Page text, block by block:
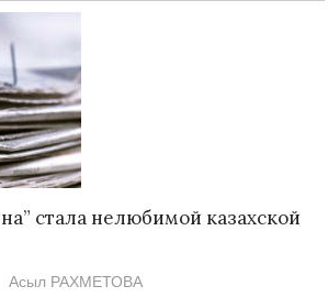
стала нелюбимой казахской
Асыл РАХМЕТОВА